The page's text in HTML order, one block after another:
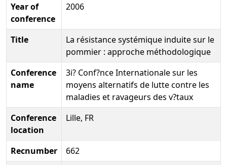
Year of
conference
2006
Title
La résistance systémique induite sur le
pommier : approche méthodologique
Conference
name
3i? Conf?nce Internationale sur les
moyens alternatifs de lutte contre les
maladies et ravageurs des v?taux
Conference
location
Lille, FR
Recnumber
662